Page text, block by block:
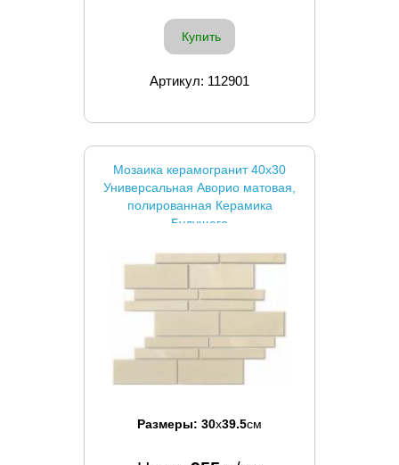
Купить
Артикул: 112901
Мозаика керамогранит 40x30
Универсальная Аворио матовая,
полированная Керамика
Будущего
Размеры: 30x39.5см